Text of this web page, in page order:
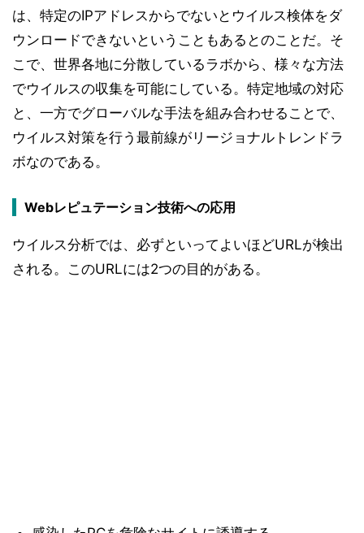
は、特定のIPアドレスからでないとウイルス検体をダ
ウンロードできないということもあるとのことだ。そ
こで、世界各地に分散しているラボから、様々な方法
でウイルスの収集を可能にしている。特定地域の対応
と、一方でグローバルな手法を組み合わせることで、
ウイルス対策を行う最前線がリージョナルトレンドラ
ボなのである。
Webレピュテーション技術への応用
ウイルス分析では、必ずといってよいほどURLが検出
される。このURLには2つの目的がある。